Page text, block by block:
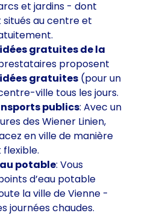
et jardins - dont
au centre et
gratuites de la
proposent
gratuites (pour un
ville tous les jours.
publics: Avec un
des Wiener Linien,
en ville de manière
potable: Vous
d’eau potable
la ville de Vienne -
journées chaudes.